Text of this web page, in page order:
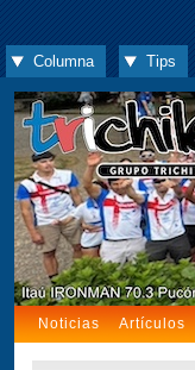
Columna Tips
Noticias Artículos